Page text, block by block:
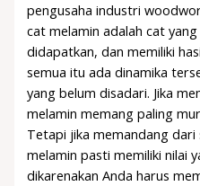
pengusaha industri
cat melamin adalah cat
didapatkan, dan memiliki
semua itu ada dinamika
yang belum disadari. Jika
melamin memang paling
Tetapi jika memandang
melamin pasti memiliki nilai
dikarenakan Anda harus